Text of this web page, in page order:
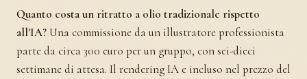
Quanto costa un ritratto a olio tradizionale rispetto
all'IA?Una commissione da un illustratore professionista
parte da circa 300 euro per un gruppo, con sei-dieci
settimane di attesa. Il rendering IA e incluso nel prezzo del